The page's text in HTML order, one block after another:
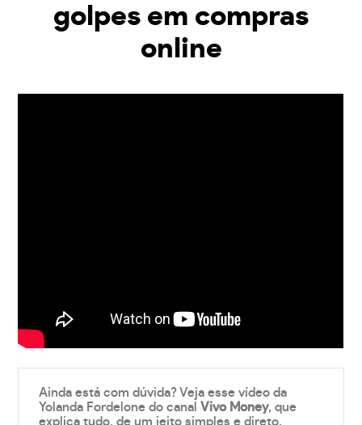
golpes em compras
online
Ainda está com dúvida? Veja esse vídeo da
Yolanda Fordelone do canalVivo Money, que
explica tudo, de um jeito simples e direto.